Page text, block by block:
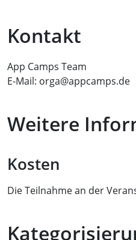
Kontakt
App Camps Team
E-Mail: orga@appcamps.de
Weitere
Kosten
Die Teilnahme an der